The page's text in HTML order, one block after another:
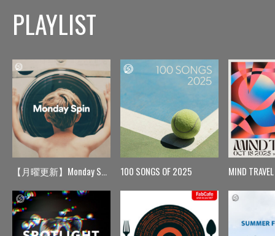
PLAYLIST
【月曜更新】Monday Spin 100 SONGS OF 2025 MIND TRAVEL